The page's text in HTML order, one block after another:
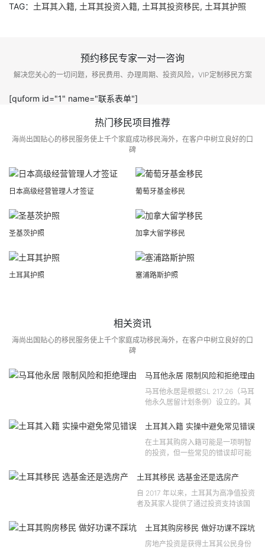
TAG： 土耳其入籍, 土耳其投资入籍, 土耳其投资移民, 土耳其护照
预约移民专家一对一咨询
解决您关心的一切问题，移民费用、办理周期、投资风险，VIP定制移民方案
[quform id="1" name="联系表单"]
热门移民项目推荐
海尚出国贴心的移民服务使上千个家庭成功移民海外，在客户中树立良好的口
碑
日本高级经营管理人才签证 葡萄牙基金移民
圣基茨护照 加拿大留学移民
土耳其护照 塞浦路斯护照
相关资讯
海尚出国贴心的移民服务使上千个家庭成功移民海外，在客户中树立良好的口
碑
马耳他永居 限制风险和拒绝理由
马耳他永居是根据SL 217.26（马耳
他永久居留计划条例）设立的。其
121 号法律公告，并随后根据2024
土耳其入籍 实操中避免常见错误
在土耳其购房入籍可能是一项明智
的投资，但一些常见的错误却可能
失。许多投资者轻信营销宣传或不
土耳其移民 选基金还是选房产
自 2017 年以来，土耳其为高净值投资
者及其家人提供了通过投资支持该国
会。 该计划的一大亮点在于其涵盖广
土耳其购房移民 做好功课不踩坑
房地产投资是获得土耳其公民身份